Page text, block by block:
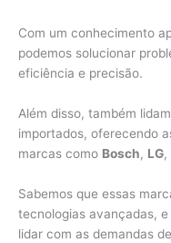
Com um conhecimento
podemos solucionar
eficiência e precisão.
Além disso, também
importados, oferecendo
marcas como Bosch, LG,
Sabemos que essas
tecnologias avançadas,
lidar com as demandas